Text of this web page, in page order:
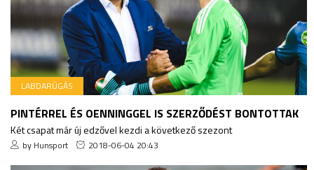
LABDARÚGÁS
PINTÉRREL ÉS OENNINGGEL IS SZERZŐDÉST BONTOTTAK
Két csapat már új edzővel kezdi a következő szezont
by Hunsport 2018-06-04 20:43